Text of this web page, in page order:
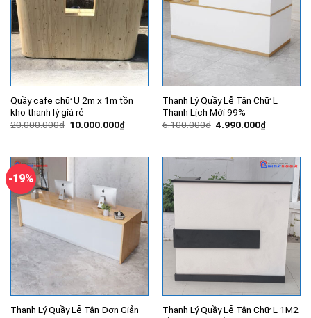
Quầy cafe chữ U 2m x 1m tồn
kho thanh lý giá rẻ
20.000.000₫ Giá
10.000.000₫Giá
hiện
10.000.000₫.
Thanh Lý Quầy Lễ Tân Chữ L
Thanh Lịch Mới 99%
6.100.000₫ Giá
4.990.000₫Giá
hiện
-19%
Thanh Lý Quầy Lễ Tân Đơn Giản
Thanh Lý Quầy Lễ Tân Chữ L 1M2